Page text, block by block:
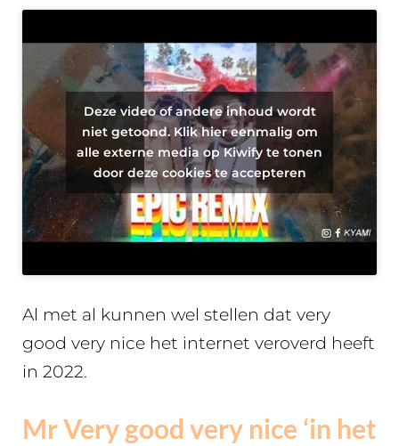
Deze video of andere inhoud wordt
niet getoond. Klik hier eenmalig om
alle externe media op Kiwify te tonen
door deze cookies te accepteren
Al met al kunnen wel stellen dat very
good very nice het internet veroverd heeft
in 2022.
Mr Very good very nice ‘in het